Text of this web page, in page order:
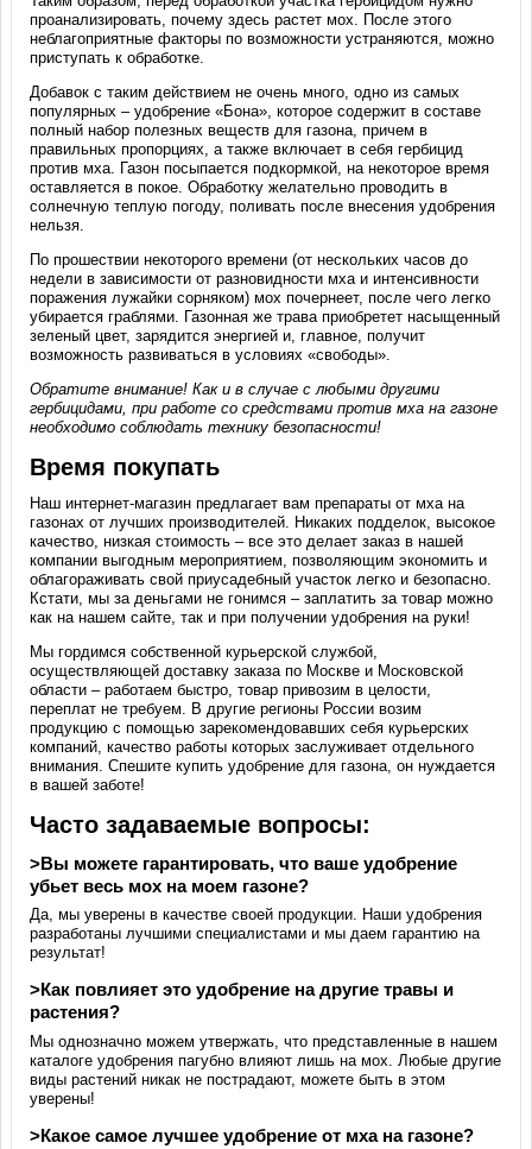
проанализировать, почему здесь растет мох. После этого
неблагоприятные факторы по возможности устраняются, можно
приступать к обработке.
Добавок с таким действием не очень много, одно из самых
популярных – удобрение «Бона», которое содержит в составе
полный набор полезных веществ для газона, причем в
правильных пропорциях, а также включает в себя гербицид
против мха. Газон посыпается подкормкой, на некоторое время
оставляется в покое. Обработку желательно проводить в
солнечную теплую погоду, поливать после внесения удобрения
нельзя.
По прошествии некоторого времени (от нескольких часов до
недели в зависимости от разновидности мха и интенсивности
поражения лужайки сорняком) мох почернеет, после чего легко
убирается граблями. Газонная же трава приобретет насыщенный
зеленый цвет, зарядится энергией и, главное, получит
возможность развиваться в условиях «свободы».
Обратите внимание! Как и в случае с любыми другими
гербицидами, при работе сосредствами против мха на газоне
необходимо соблюдать технику безопасности!
Время покупать
Наш интернет-магазин предлагает вам препараты от мха на
газонах от лучших производителей. Никаких подделок, высокое
качество, низкая стоимость – все это делает заказ в нашей
компании выгодным мероприятием, позволяющим экономить и
облагораживать свой приусадебный участок легко и безопасно.
Кстати, мы за деньгами не гонимся – заплатить за товар можно
как на нашем сайте, так и при получении удобрения на руки!
Мы гордимся собственной курьерской службой,
осуществляющей доставку заказа по Москве и Московской
области – работаем быстро, товар привозим в целости,
переплат не требуем. В другие регионы России возим
продукцию с помощью зарекомендовавших себя курьерских
компаний, качество работы которых заслуживает отдельного
внимания. Спешите купить удобрение для газона, он нуждается
в вашей заботе!
Часто задаваемые вопросы:
>Вы можете гарантировать, что ваше удобрение
убьет весь мох на моем газоне?
Да, мы уверены в качестве своей продукции. Наши удобрения
разработаны лучшими специалистами и мы даем гарантию на
результат!
>Как повлияет это удобрение на другие травы и
растения?
Мы однозначно можем утвержать, что представленные в нашем
каталоге удобрения пагубно влияют лишь на мох. Любые другие
виды растений никак не пострадают, можете быть в этом
уверены!
>Какое самое лучшее удобрение от мха на газоне?